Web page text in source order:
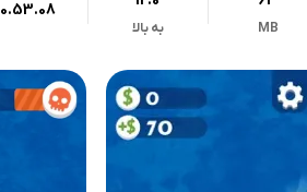
MB به بالا
0.53.08